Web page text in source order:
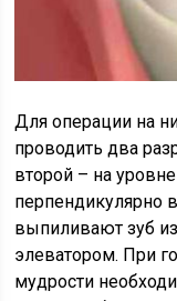
Для операции на
проводить два
второй – на
перпендикулярно
выпиливают зуб
элеватором. При
мудрости